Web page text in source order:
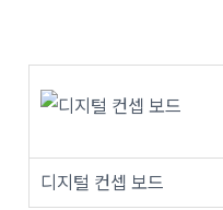
디지털 컨셉 보드